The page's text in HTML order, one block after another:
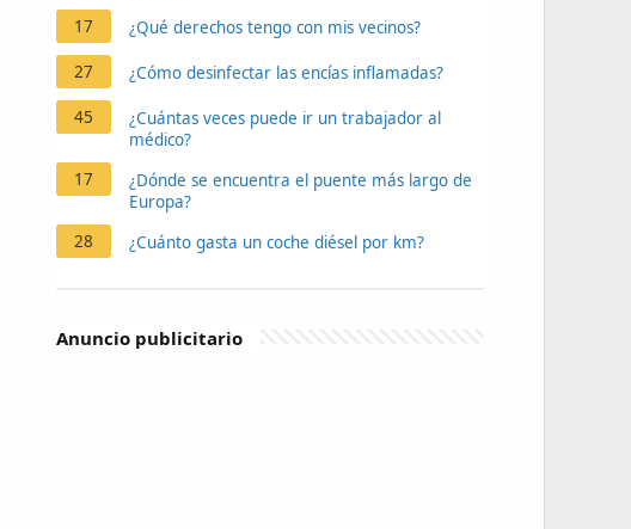
17
¿Qué derechos tengo con mis vecinos?
27 ¿Cómo desinfectar las encías inflamadas?
45
¿Cuántas veces puede ir un trabajador al
médico?
17
¿Dónde se encuentra el puente más largo de
Europa?
28
¿Cuánto gasta un coche diésel por km?
Anuncio publicitario